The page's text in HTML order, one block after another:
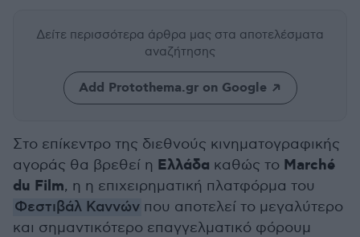
Δείτε περισσότερα άρθρα μας στα αποτελέσματα
αναζήτησης
Add Protothema.gr on Google
Στο επίκεντρο της διεθνούς κινηματογραφικής
αγοράς θα βρεθεί η Ελλάδα καθώς το Marché
du Film, η η επιχειρηματική πλατφόρμα του
Φεστιβάλ Καννών που αποτελεί το μεγαλύτερο
και σημαντικότερο επαγγελματικό φόρουμ